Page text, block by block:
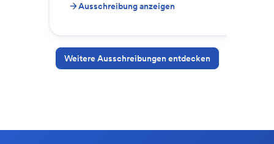
Ausschreibung anzeigen
Weitere Ausschreibungen entdecken